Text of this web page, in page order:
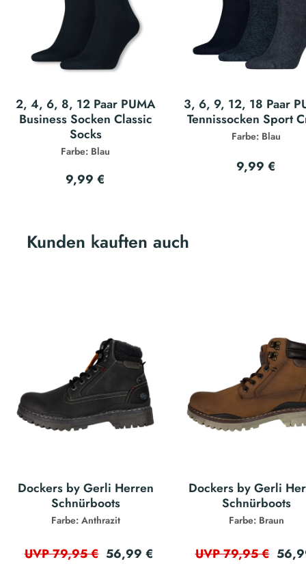
2, 4, 6, 8, 12 Paar PUMA
Business Socken Classic
Socks
Farbe: Blau
9,99 €
3, 6, 9, 12, 18 Paar
Tennissocken Sport
Farbe: Blau
9,99 €
Kunden kauften auch
Dockers by Gerli Herren
Schnürboots
Farbe: Anthrazit
UVP 79,95 € 56,99 €
Dockers by Gerli
Schnürboots
Farbe: Braun
UVP 79,95 €